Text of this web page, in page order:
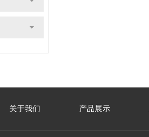
关于我们 产品展示